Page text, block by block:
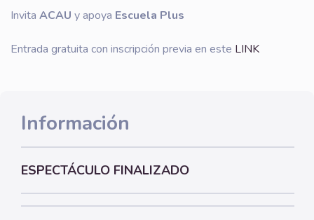
Invita ACAU y apoya Escuela Plus
Entrada gratuita con inscripción previa en este LINK
Información
ESPECTÁCULO FINALIZADO